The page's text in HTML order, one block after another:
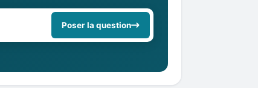
Poser la question